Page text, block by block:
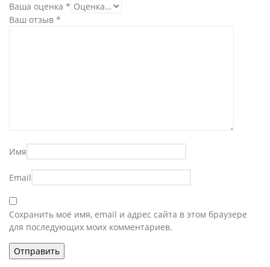
Ваша оценка *
Ваш отзыв *
Имя
Email
Сохранить моё имя, email и адрес сайта в этом браузере
для последующих моих комментариев.